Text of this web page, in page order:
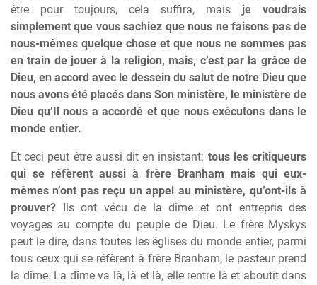
être pour toujours, cela suffira, mais je voudrais
simplement que vous sachiez que nous ne faisons pas de
nous-mêmes quelque chose et que nous ne sommes pas
en train de jouer à la religion, mais, c’est par la grâce de
Dieu, en accord avec le dessein du salut de notre Dieu que
nous avons été placés dans Son ministère, le ministère de
Dieu qu’Il nous a accordé et que nous exécutons dans le
monde entier.
Et ceci peut être aussi dit en insistant: tous les critiqueurs
qui se réfèrent aussi à frère Branham mais qui eux-
mêmes n’ont pas reçu un appel au ministère, qu’ont-ils à
prouver? Ils ont vécu de la dîme et ont entrepris des
voyages au compte du peuple de Dieu. Le frère Myskys
peut le dire, dans toutes les églises du monde entier, parmi
tous ceux qui se réfèrent à frère Branham, le pasteur prend
la dîme. La dîme va là, là et là, elle rentre là et aboutit dans